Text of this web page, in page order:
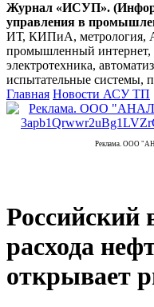
Журнал «ИСУП».
управления в
ИТ, КИПиА, метрология,
промышленный интернет,
электротехника,
испытательные системы,
Главная Новости АСУ ТП
Реклама. ООО
Российский
расхода
открывает